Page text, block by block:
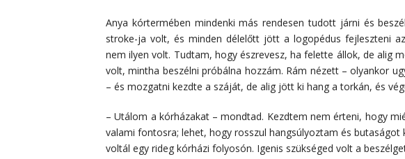
Anya kórtermében mindenki más rendesen tudott járni és
stroke-ja volt, és minden délelőtt jött a logopédus fejleszteni
nem ilyen volt. Tudtam, hogy észrevesz, ha felette állok, de alig
volt, mintha beszélni próbálna hozzám. Rám nézett – olyankor
– és mozgatni kezdte a száját, de alig jött ki hang a torkán, és
– Utálom a kórházakat – mondtad. Kezdtem nem érteni, hogy
valami fontosra; lehet, hogy rosszul hangsúlyoztam és
voltál egy rideg kórházi folyosón. Igenis szükséged volt a